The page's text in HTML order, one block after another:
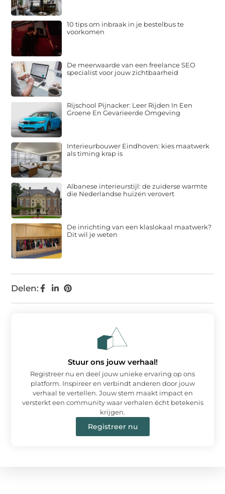
Delen:
10 tips om inbraak in je bestelbus te
voorkomen
De meerwaarde van een freelance SEO
specialist voor jouw zichtbaarheid
Rijschool Pijnacker: Leer Rijden In Een
Groene En Gevarieerde Omgeving
Interieurbouwer Eindhoven: kies maatwerk
als timing krap is
Albanese interieurstijl: de zuiderse warmte
die Nederlandse huizen verovert
De inrichting van een klaslokaal maatwerk?
Dit wil je weten
Stuur ons jouw verhaal!
Registreer nu en deel jouw unieke ervaring op ons
platform. Inspireer en verbindt anderen door jouw
verhaal te vertellen. Jouw stem maakt impact en
versterkt een community waar verhalen écht betekenis
krijgen.
Registreer nu